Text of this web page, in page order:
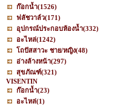
ก๊อกน้ำ(1526)
ฟลัชวาล์ว(171)
อุปกรณ์ประกอบห้องน้ำ(332)
อะไหล่(1242)
โถปัสสาวะ ชาย/หญิง(48)
อ่างล้างหน้า(297)
สุขภัณฑ์(321)
VISENTIN
ก๊อกน้ำ(23)
อะไหล่(1)